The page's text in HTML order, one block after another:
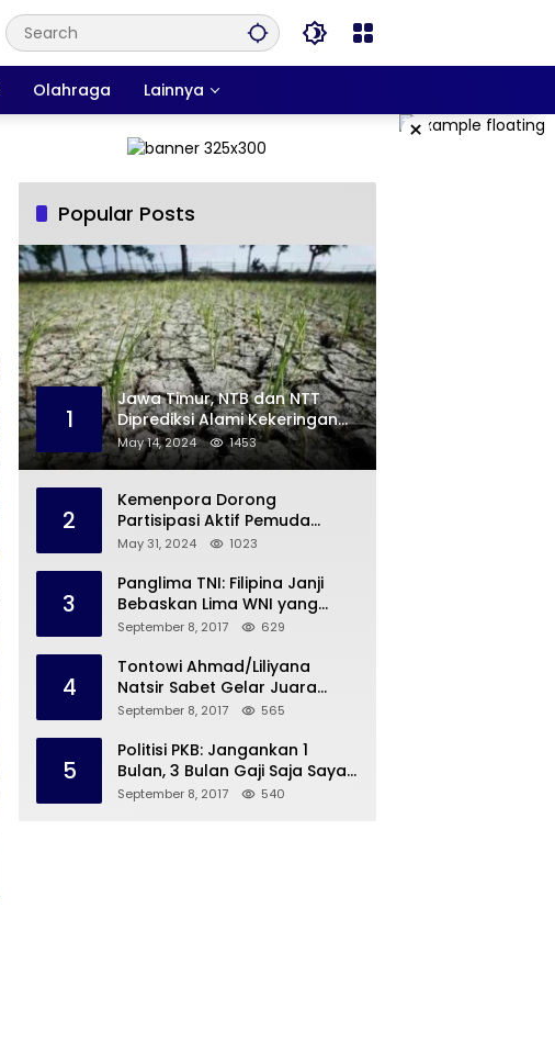
Olahraga Lainnya
×
Popular Posts
1
Jawa Timur, NTB dan NTT
Diprediksi Alami Kekeringan
Sepanjang Mei
May 14, 2024 1453
2
Kemenpora Dorong
Partisipasi Aktif Pemuda
Melalui Forum Konsultasi
May 31, 2024 1023
3
Panglima TNI: Filipina Janji
Bebaskan Lima WNI yang
Disandera Abu Sayyaf
September 8, 2017 629
4
Tontowi Ahmad/Liliyana
Natsir Sabet Gelar Juara
Dunia Kedua
September 8, 2017 565
5
Politisi PKB: Jangankan 1
Bulan, 3 Bulan Gaji Saja Saya
Siap untuk Rohingya
September 8, 2017 540